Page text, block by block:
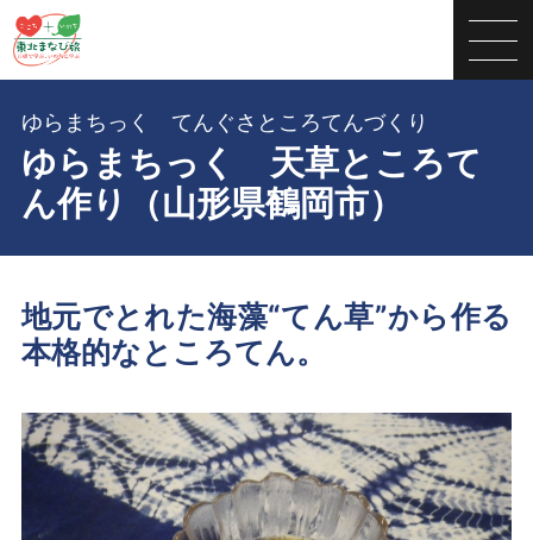
ゆらまちっく 天草ところて
ん作り（山形県鶴岡市）
ゆらまちっく てんぐさところてんづくり
地元でとれた海藻“てん草”から作る
本格的なところてん。